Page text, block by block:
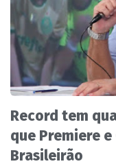
Record tem
que Premiere e
Brasileirão